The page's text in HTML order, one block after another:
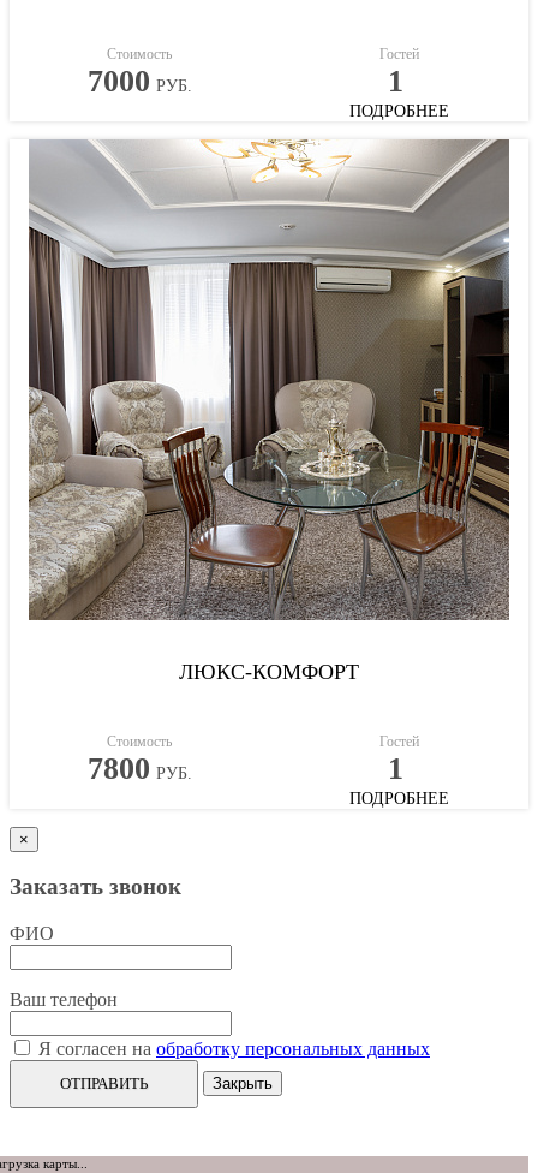
Стоимость
7000 РУБ.
Гостей
1
ПОДРОБНЕЕ
ЛЮКС-КОМФОРТ
Стоимость
7800 РУБ.
Гостей
1
ПОДРОБНЕЕ
×
Заказать звонок
ФИО
Ваш телефон
Я согласен на обработку персональных данных
ОТПРАВИТЬ Закрыть
карты...